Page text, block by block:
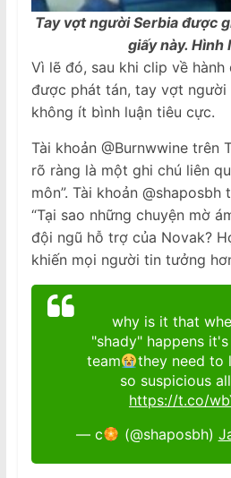
Tay vợt người Serbia được
giấy này. Hình
Vì lẽ đó, sau khi clip về
được phát tán, tay vợt người
không ít bình luận tiêu cực.
Tài khoản @Burnwwine trên
rõ ràng là một ghi chú liên
môn”. Tài khoản
“Tại sao những chuyện mờ
đội ngũ hỗ trợ của Novak?
khiến mọi người tin tưởng
why is it that
"shady" happens
team
they need to
so suspicious
https://t.co/
— c
(@shaposbh)